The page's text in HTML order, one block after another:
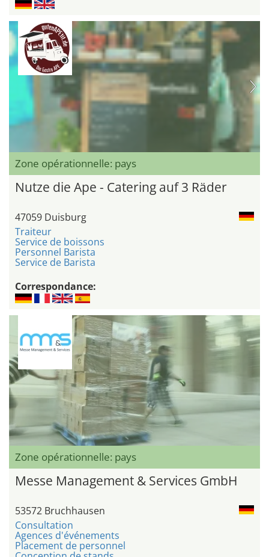
Zone opérationnelle: pays
Nutze die Ape - Catering auf 3 Räder
47059 Duisburg
Traiteur
Service de boissons
Personnel Barista
Service de Barista
Correspondance:
Zone opérationnelle: pays
Messe Management & Services GmbH
53572 Bruchhausen
Consultation
Agences d'événements
Placement de personnel